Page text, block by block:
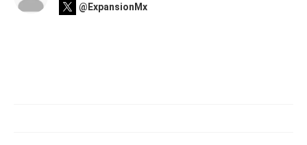
@ExpansionMx